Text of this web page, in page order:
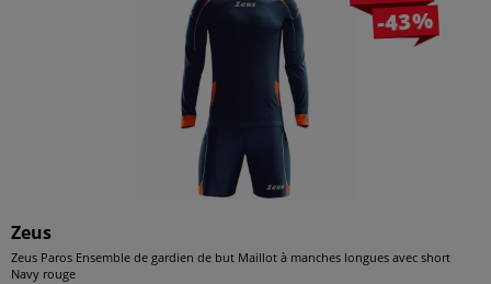
-43%
Zeus
Zeus Paros Ensemble de gardien de but Maillot à manches longues avec short
Navy rouge